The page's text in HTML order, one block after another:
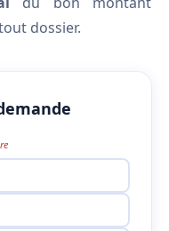
dossier.